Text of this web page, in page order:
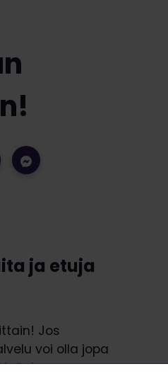
ja etuja
Jos
voi olla jopa